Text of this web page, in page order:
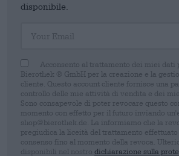
disponibile.
Acconsento al trattamento dei miei dati
Bierothek ® GmbH per la creazione e la
cliente. Questo account cliente fornisce una
controllo delle mie attività di vendita e dei
Sono consapevole di poter revocare questo
momento con effetto per il futuro inviando
shop@bierothek.de. La informiamo che la
pregiudica la liceità del trattamento effettuato
consenso fino al momento della revoca.
disponibili nel nostro dichiarazione sulla